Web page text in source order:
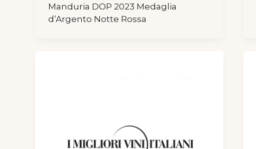
Manduria DOP 2023 Medaglia
d’Argento Notte Rossa